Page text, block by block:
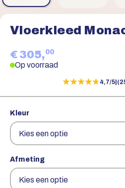
Vloerkleed
€ 305,00
Op voorraad
★★★★★
★★★★★4,7/5
Kleur
Afmeting